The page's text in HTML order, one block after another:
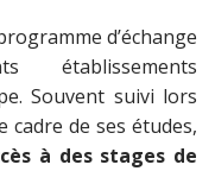
d’échange
établissements
Souvent suivi lors
cadre de ses études,
à des stages de